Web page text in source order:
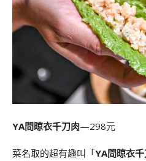
YA問晾衣千刀肉—298元
菜名取的超有趣叫「YA問晾衣